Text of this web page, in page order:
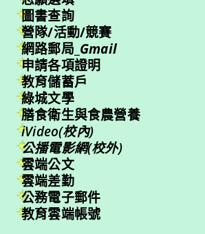
圖書查詢
營隊/活動/競賽
網路郵局_ Gmail
申請各項證明
教育儲蓄戶
綠城文學
膳食衛生與食農營養
iVideo(校內)
公播電影網(校外)
雲端公文
雲端差勤
公務電子郵件
教育雲端帳號